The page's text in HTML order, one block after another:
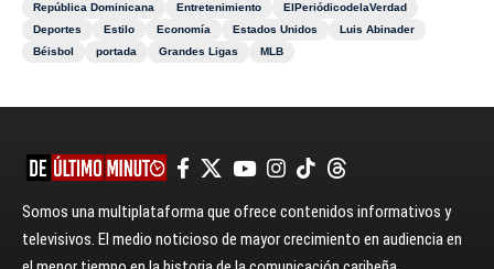
República Dominicana
Entretenimiento
ElPeriódicodelaVerdad
Deportes
Estilo Economía Estados Unidos
Luis Abinader
Béisbol
portada Grandes Ligas MLB
Somos una multiplataforma que ofrece contenidos informativos y
televisivos. El medio noticioso de mayor crecimiento en audiencia en